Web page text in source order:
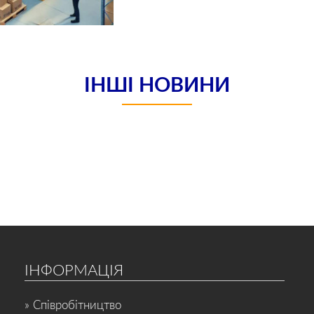
ІНШІ НОВИНИ
ІНФОРМАЦІЯ
» Співробітництво